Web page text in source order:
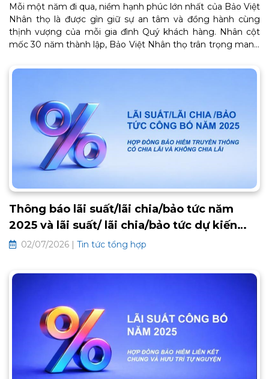
Mỗi một năm đi qua, niềm hạnh phúc lớn nhất của Bảo Việt
Nhân thọ là được gìn giữ sự an tâm và đồng hành cùng
thịnh vượng của mỗi gia đình Quý khách hàng. Nhân cột
mốc 30 năm thành lập, Bảo Việt Nhân thọ trân trọng mang
Loyalty 2026. Đây là lời cảm ơn chân thành từ trái tim, tiếp
Thông báo lãi suất/lãi chia/bảo tức năm
2025 và lãi suất/ lãi chia/bảo tức dự kiến
2026 các hợp đồng bảo hiểm truyền thống
02/07/2026 | Tin tức tổng hợp